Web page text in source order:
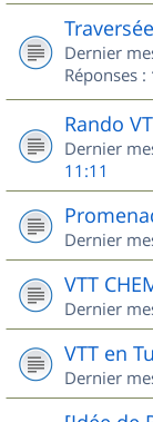
Dernier
Réponses :
Rando
Dernier
11:11
Dernier
VTT
Dernier
VTT en
Dernier